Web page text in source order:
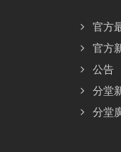
官方
官方
公告
分堂
分堂